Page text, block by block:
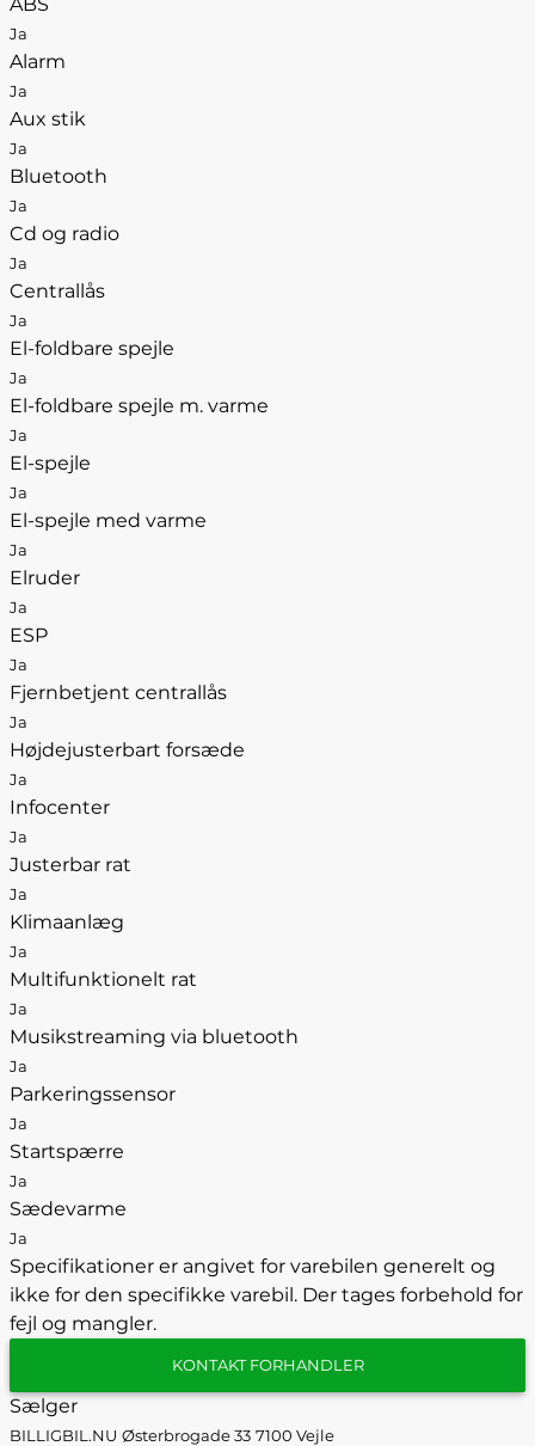
Ja
Alarm
Ja
Aux stik
Ja
Bluetooth
Ja
Cd og radio
Ja
Centrallås
Ja
El-foldbare spejle
Ja
El-foldbare spejle m. varme
Ja
El-spejle
Ja
El-spejle med varme
Ja
Elruder
Ja
ESP
Ja
Fjernbetjent centrallås
Ja
Højdejusterbart forsæde
Ja
Infocenter
Ja
Justerbar rat
Ja
Klimaanlæg
Ja
Multifunktionelt rat
Ja
Musikstreaming via bluetooth
Ja
Parkeringssensor
Ja
Startspærre
Ja
Sædevarme
Ja
Specifikationer er angivet for varebilen generelt og
ikke for den specifikke varebil. Der tages forbehold for
fejl og mangler.
KONTAKT FORHANDLER
Sælger
BILLIGBIL.NU Østerbrogade 33 7100 Vejle